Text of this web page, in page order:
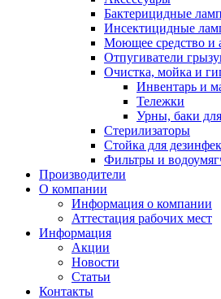
Бактерицидные
Инсектицидные
Моющее средство и
Отпугиватели
Очистка, мойка и
Инвентарь и
Тележки
Урны, баки
Стерилизаторы
Стойка для
Фильтры и
Производители
О компании
Информация о компании
Аттестация рабочих мест
Информация
Акции
Новости
Статьи
Контакты